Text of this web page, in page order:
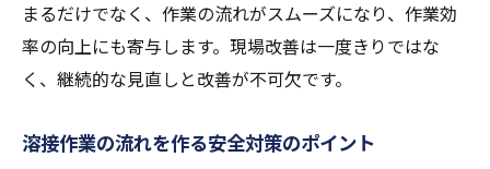
まるだけでなく、作業の流れがスムーズになり、作業効
率の向上にも寄与します。現場改善は一度きりではな
く、継続的な見直しと改善が不可欠です。
溶接作業の流れを作る安全対策のポイント